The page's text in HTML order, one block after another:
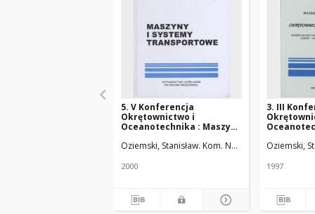
5. V Konferencja
Okrętownictwo i
Oceanotechnika : Maszyny
Międzyzdroje czerwiec
Oziemski, Stanisław. Kom. Nauk. Polska
2000
3. III
Techniki
Oziemski,
1997